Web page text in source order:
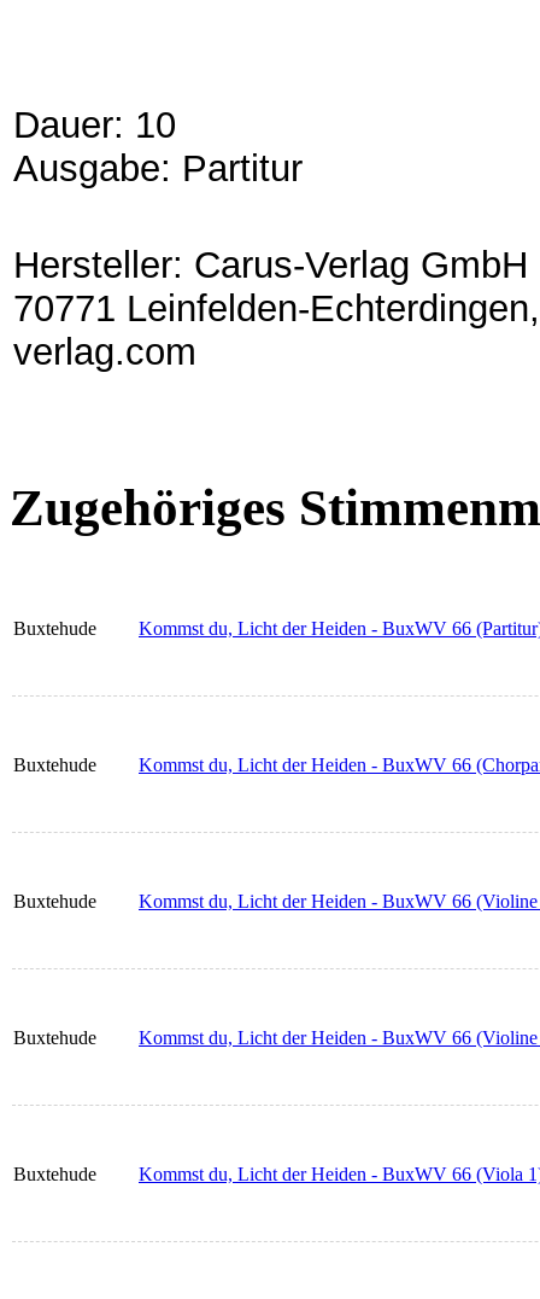
Dauer: 10
Ausgabe: Partitur
Hersteller: Carus-Verlag
70771 Leinfelden-
verlag.com
Zugehöriges
Buxtehude Kommst du, Licht der Heiden - BuxWV 66
Buxtehude Kommst du, Licht der Heiden - BuxWV 66
Buxtehude Kommst du, Licht der Heiden - BuxWV 66
Buxtehude Kommst du, Licht der Heiden - BuxWV 66
Buxtehude Kommst du, Licht der Heiden - BuxWV 66 (Viola